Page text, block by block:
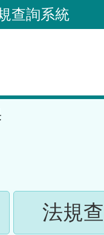
查詢系統
法規